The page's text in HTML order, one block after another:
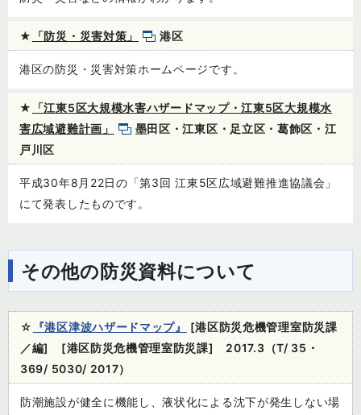
★ 「防災・災害対策」 港区
港区の防災・災害対策ホームページです。
★
「江東5区大規模水害ハザードマップ・江東5区大規模水
害広域避難計画」
墨田区・江東区・足立区・葛飾区・江
戸川区
平成30年8月22日の「第3回 江東5区広域避難推進協議会」
にて発表したものです。
その他の防災資料について
☆ 『港区津波ハザードマップ』
[港区防災危機管理室防災課
／編] [港区防災危機管理室防災課] 2017.3（T/ 35・
369/ 5030/ 2017）
防潮施設が健全に機能し、液状化による沈下が発生しない場